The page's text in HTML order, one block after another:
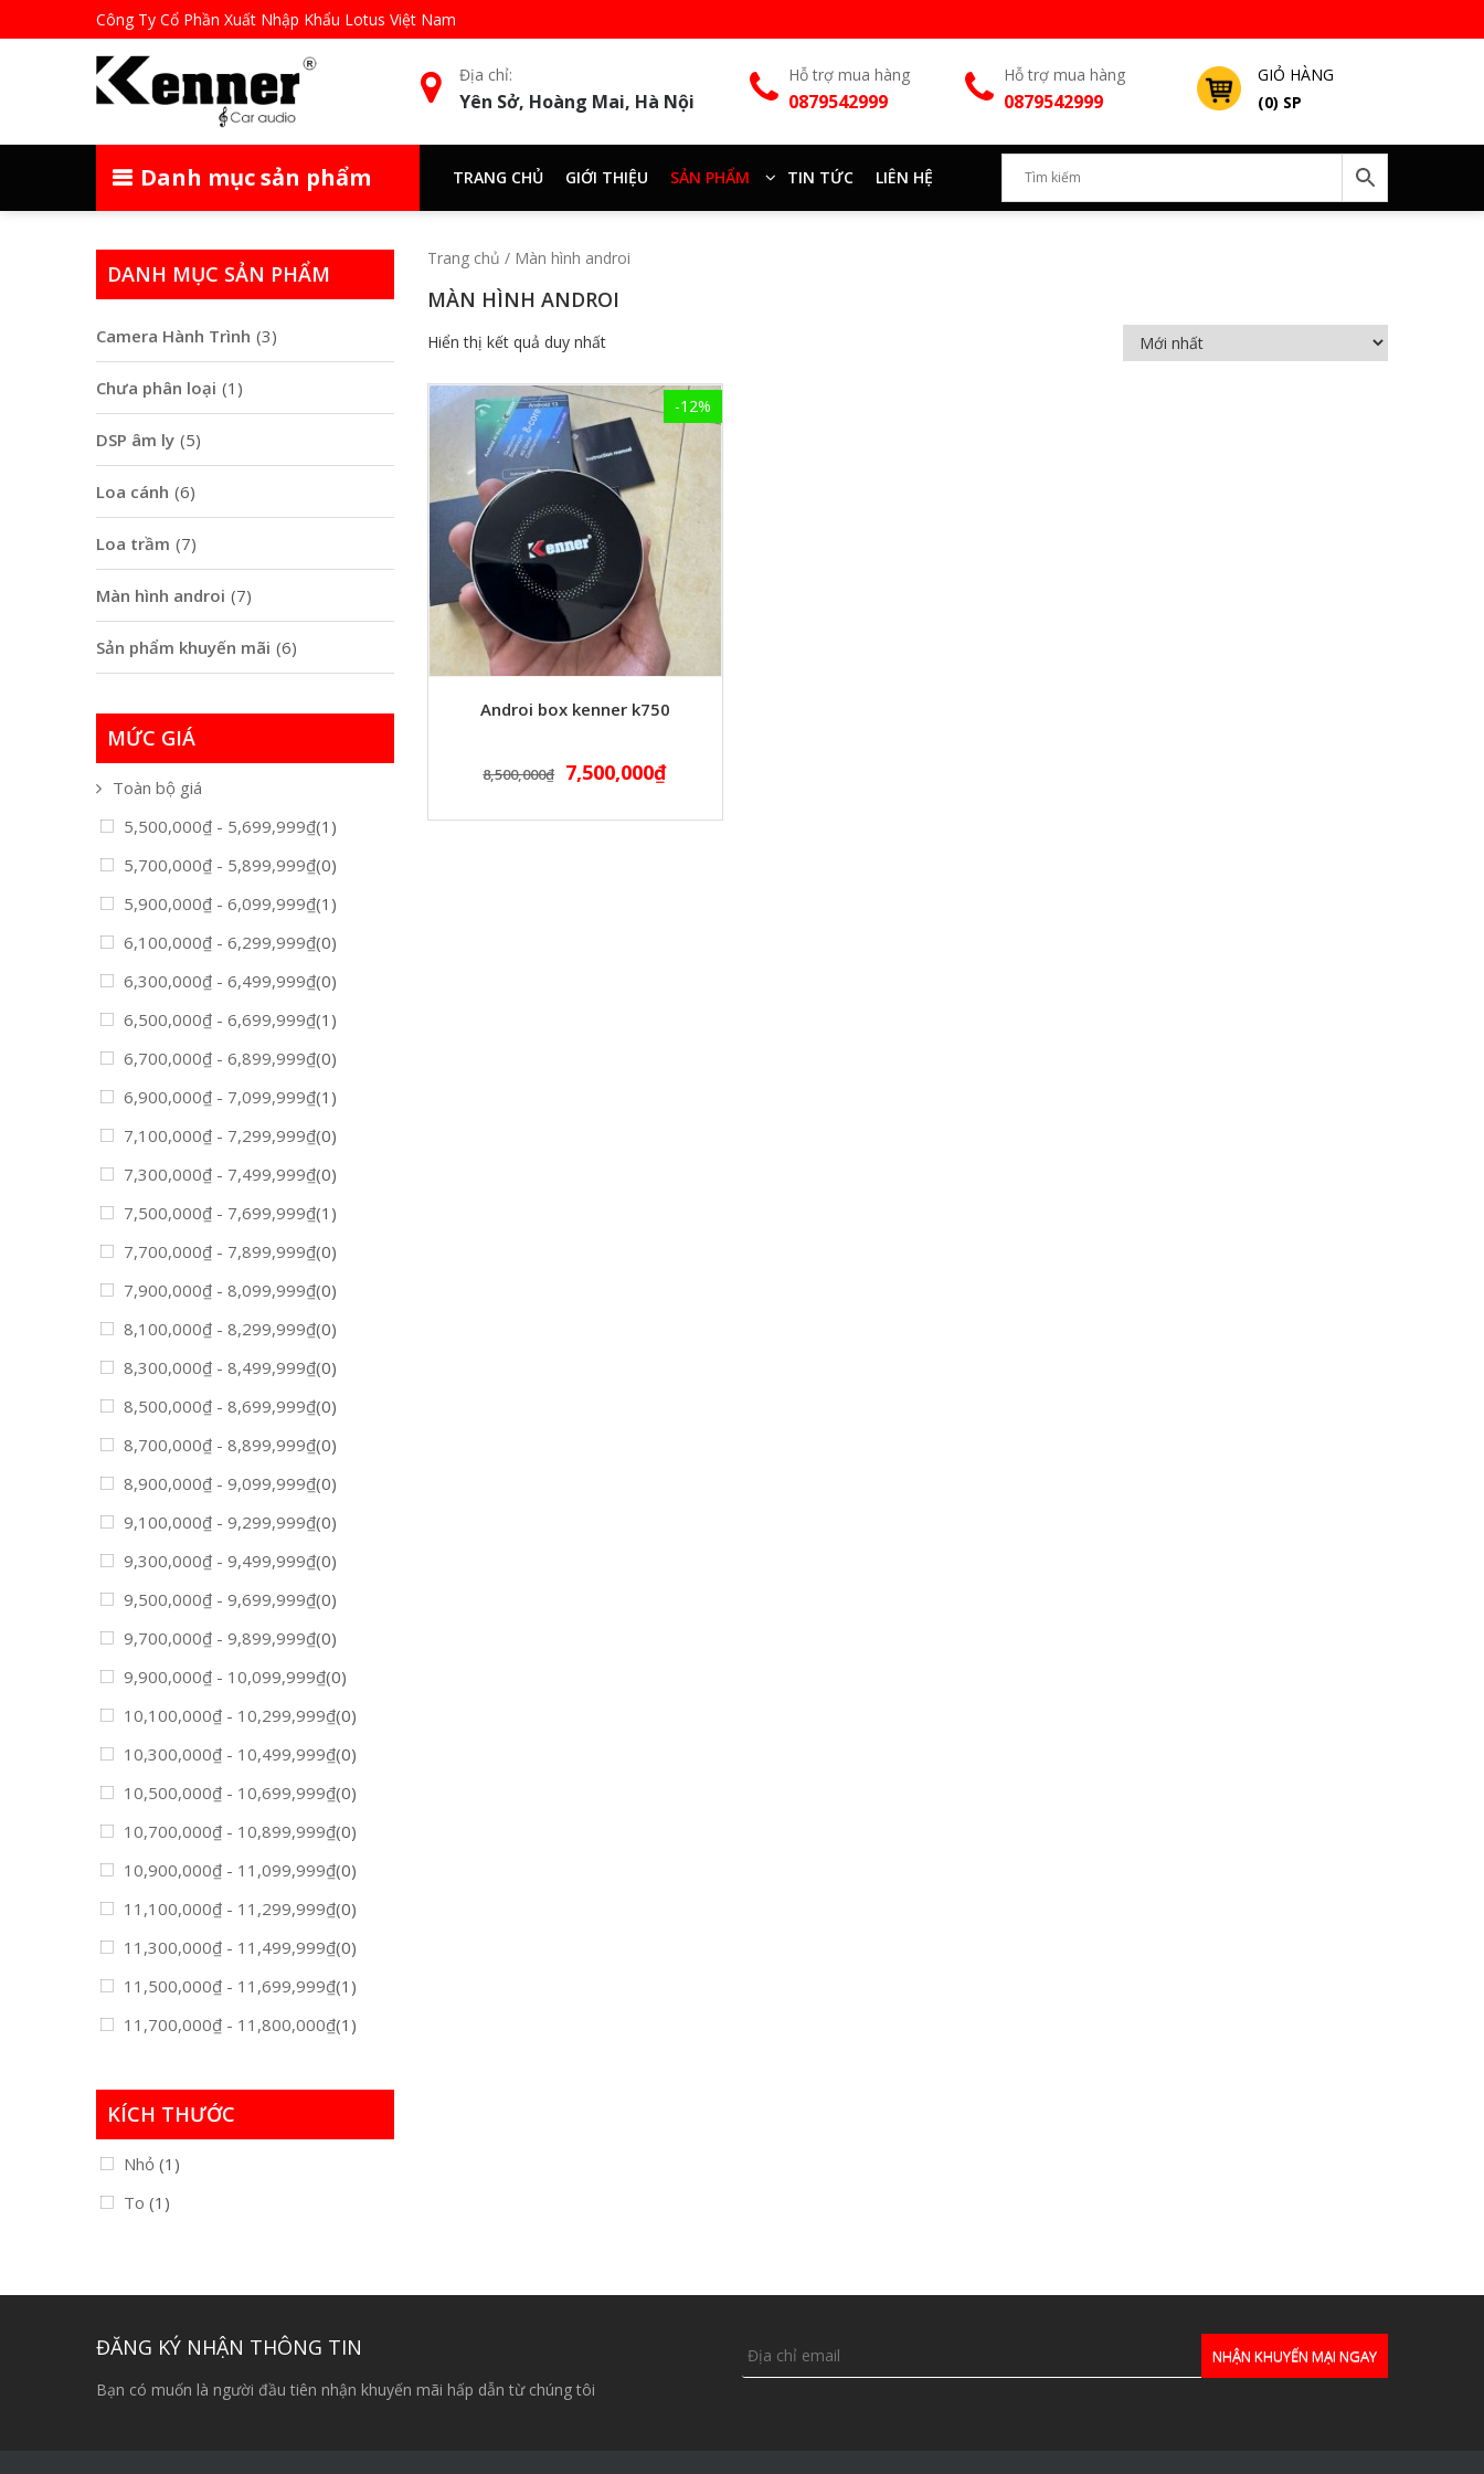
Công Ty Cổ Phần Xuất Nhập Khẩu Lotus Việt Nam
GIỎ HÀNG
(0) SP
Địa chỉ:
Yên Sở, Hoàng Mai, Hà Nội
Hỗ trợ mua hàng
0879542999
Hỗ trợ mua hàng
0879542999
Danh mục sản phẩm TRANG CHỦ GIỚI THIỆU SẢN PHẨM TIN TỨC LIÊN HỆ
Trang chủ / Màn hình androi
MÀN HÌNH ANDROI
Hiển thị kết quả duy nhất
-12%
Androi box kenner k750
8,500,000₫ 7,500,000₫
DANH MỤC SẢN PHẨM
Camera Hành Trình (3)
Chưa phân loại (1)
DSP âm ly (5)
Loa cánh (6)
Loa trầm (7)
Màn hình androi (7)
Sản phẩm khuyến mãi (6)
MỨC GIÁ
Toàn bộ giá
5,500,000₫ - 5,699,999₫(1)
5,700,000₫ - 5,899,999₫(0)
5,900,000₫ - 6,099,999₫(1)
6,100,000₫ - 6,299,999₫(0)
6,300,000₫ - 6,499,999₫(0)
6,500,000₫ - 6,699,999₫(1)
6,700,000₫ - 6,899,999₫(0)
6,900,000₫ - 7,099,999₫(1)
7,100,000₫ - 7,299,999₫(0)
7,300,000₫ - 7,499,999₫(0)
7,500,000₫ - 7,699,999₫(1)
7,700,000₫ - 7,899,999₫(0)
7,900,000₫ - 8,099,999₫(0)
8,100,000₫ - 8,299,999₫(0)
8,300,000₫ - 8,499,999₫(0)
8,500,000₫ - 8,699,999₫(0)
8,700,000₫ - 8,899,999₫(0)
8,900,000₫ - 9,099,999₫(0)
9,100,000₫ - 9,299,999₫(0)
9,300,000₫ - 9,499,999₫(0)
9,500,000₫ - 9,699,999₫(0)
9,700,000₫ - 9,899,999₫(0)
9,900,000₫ - 10,099,999₫(0)
10,100,000₫ - 10,299,999₫(0)
10,300,000₫ - 10,499,999₫(0)
10,500,000₫ - 10,699,999₫(0)
10,700,000₫ - 10,899,999₫(0)
10,900,000₫ - 11,099,999₫(0)
11,100,000₫ - 11,299,999₫(0)
11,300,000₫ - 11,499,999₫(0)
11,500,000₫ - 11,699,999₫(1)
11,700,000₫ - 11,800,000₫(1)
KÍCH THƯỚC
Nhỏ (1)
To (1)
ĐĂNG KÝ NHẬN THÔNG TIN
Bạn có muốn là người đầu tiên nhận khuyến mãi hấp dẫn từ chúng tôi